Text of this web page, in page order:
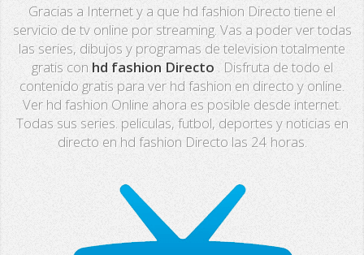
PX Sports
Mega
Neox
Nova
Extremadura
Gracias a Internet y a que hd fashion Directo tiene el
servicio de tv online por streaming. Vas a poder ver todas
las series, dibujos y programas de television totalmente
gratis con hd fashion Directo
. Disfruta de todo el
contenido gratis para ver hd fashion en directo y online.
Ver hd fashion Online ahora es posible desde internet.
Todas sus series. peliculas, futbol, deportes y noticias en
directo en hd fashion Directo las 24 horas.